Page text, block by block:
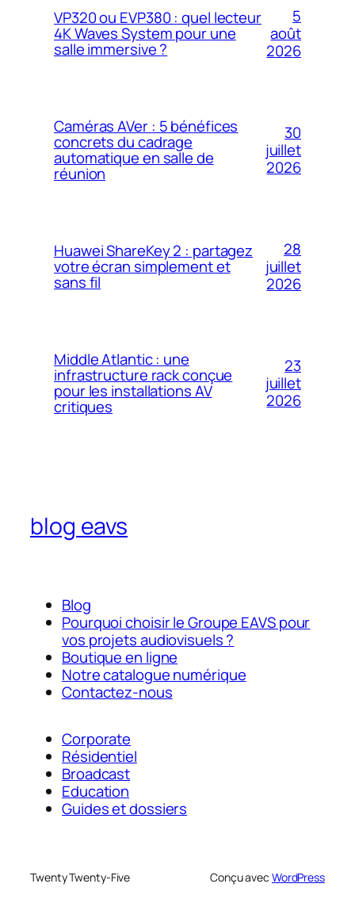
VP320 ou EVP380 : quel lecteur
4K Waves System pour une
salle immersive ?
5
août
2026
Caméras AVer : 5 bénéfices
concrets du cadrage
automatique en salle de
réunion
30
juillet
2026
Huawei ShareKey 2 : partagez
votre écran simplement et
sans fil
28
juillet
2026
Middle Atlantic : une
infrastructure rack conçue
pour les installations AV
critiques
23
juillet
2026
blog eavs
Blog
Pourquoi choisir le Groupe EAVS pour
vos projets audiovisuels ?
Boutique en ligne
Notre catalogue numérique
Contactez-nous
Corporate
Résidentiel
Broadcast
Education
Guides et dossiers
Twenty Twenty-Five Conçu avec WordPress